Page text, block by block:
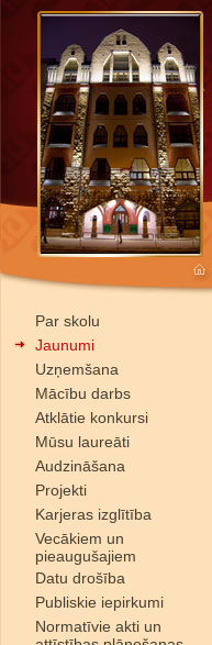
Par skolu
Jaunumi
Uzņemšana
Mācību darbs
Atklātie konkursi
Mūsu laureāti
Audzināšana
Projekti
Karjeras izglītība
Vecākiem un
pieaugušajiem
Datu drošība
Publiskie iepirkumi
Normatīvie akti un